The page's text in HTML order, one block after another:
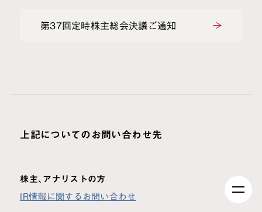
第37回定時株主総会決議ご通知
上記についてのお問い合わせ先
株主、アナリストの方
IR情報に関するお問い合わせ